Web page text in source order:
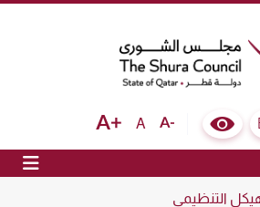
The Shura Council State
Colour Contrast Selector
Text size bigger
AText size normal
Text size
التنظيمي